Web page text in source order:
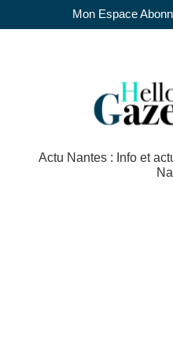
Mon Espace
Actu Nantes : Info et